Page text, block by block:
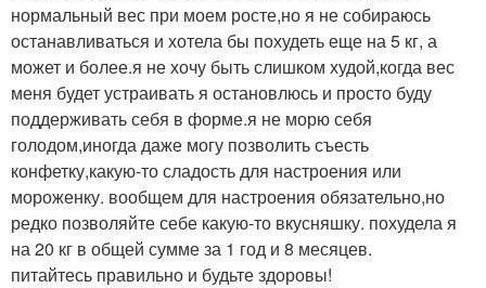
нормальный вес при моем росте,но я не собираюсь
останавливаться и хотела бы похудеть еще на 5 кг, а
может и более.я не хочу быть слишком худой,когда вес
меня будет устраивать я остановлюсь и просто буду
поддерживать себя в форме.я не морю себя
голодом,иногда даже могу позволить съесть
конфетку,какую-то сладость для настроения или
мороженку. вообщем для настроения обязательно,но
редко позволяйте себе какую-то вкусняшку. похудела я
на 20 кг в общей сумме за 1 год и 8 месяцев.
питайтесь правильно и будьте здоровы!